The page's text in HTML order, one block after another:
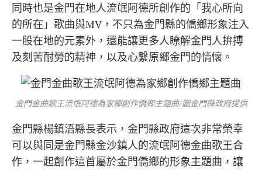
同時也是金門在地人流氓阿德所創作的「我心所向
的所在」歌曲與MV，不只為金門縣的僑鄉形象注入
一股在地的元素外，還能讓更多人瞭解金門人拚搏
及刻苦耐勞的精神，以及心繫原鄉金門的情懷。
金門金曲歌王流氓阿德為家鄉創作僑鄉主題曲/圖金門縣政府提供
金門縣楊鎮浯縣長表示，金門縣政府這次非常榮幸
可以與同是金門縣金沙鎮人的流氓阿德金曲歌王合
作，一起創作這首屬於金門僑鄉的形象主題曲，讓